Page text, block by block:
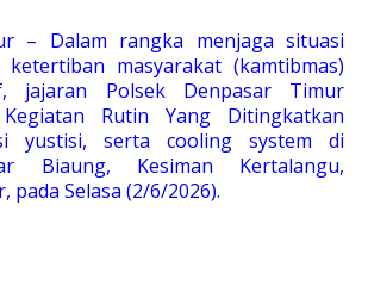
– Dalam rangka menjaga situasi
masyarakat (kamtibmas)
jajaran Polsek Denpasar Timur
Kegiatan Rutin Yang Ditingkatkan
yustisi, serta cooling system di
Biaung, Kesiman Kertalangu,
pada Selasa (2/6/2026).